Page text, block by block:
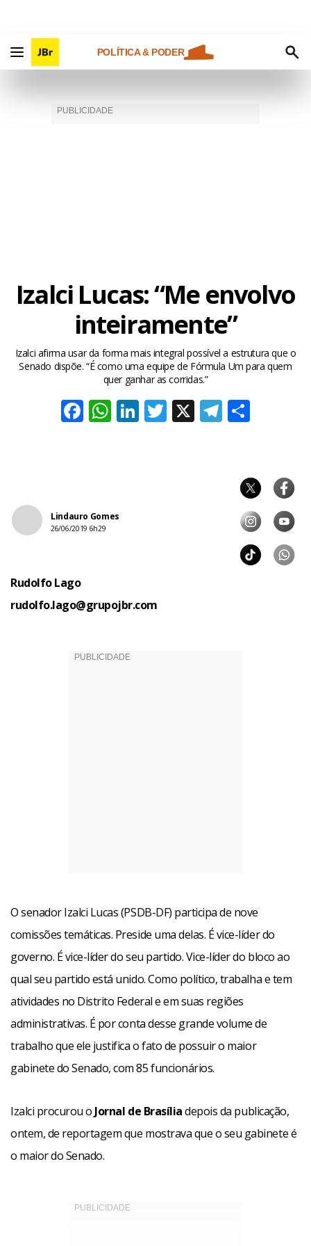
POLÍTICA & PODER
Izalci Lucas: “Me envolvo
inteiramente”
Izalci afirma usar da forma mais integral possível a estrutura que o
Senado dispõe. “É como uma equipe de Fórmula Um para quem
quer ganhar as corridas.”
Facebook
WhatsApp
LinkedIn
Twitter
X
Lindauro Gomes
26/06/2019 6h29
Rudolfo Lago
rudolfo.lago@grupojbr.com
O senador Izalci Lucas (PSDB-DF) participa de nove
comissões temáticas. Preside uma delas. É vice-líder do
governo. É vice-líder do seu partido. Vice-líder do bloco ao
qual seu partido está unido. Como político, trabalha e tem
atividades no Distrito Federal e em suas regiões
administrativas. É por conta desse grande volume de
trabalho que ele justifica o fato de possuir o maior
gabinete do Senado, com 85 funcionários.
Izalci procurou o Jornal de Brasíliadepois da publicação,
ontem, de reportagem que mostrava que o seu gabinete é
o maior do Senado.